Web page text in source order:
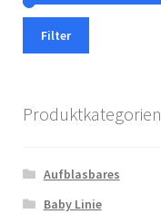
Filter
Produktkategorien
Aufblasbares
Baby Linie